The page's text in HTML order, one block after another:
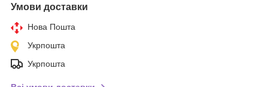
Умови доставки
Нова Пошта
Укрпошта
Укрпошта